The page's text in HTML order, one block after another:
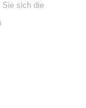
Sie sich die